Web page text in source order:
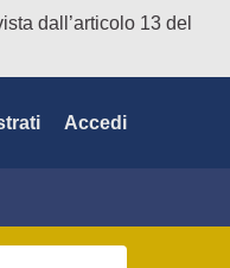
dall’articolo 13 del
Accedi